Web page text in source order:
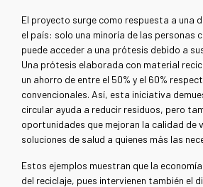
El proyecto surge como respuesta a una
el país: solo una minoría de las personas
puede acceder a una prótesis debido a
Una prótesis elaborada con material
un ahorro de entre el 50% y el 60%
convencionales. Así, esta iniciativa
circular ayuda a reducir residuos, pero
oportunidades que mejoran la calidad de
soluciones de salud a quienes más las
Estos ejemplos muestran que la
del reciclaje, pues intervienen también el